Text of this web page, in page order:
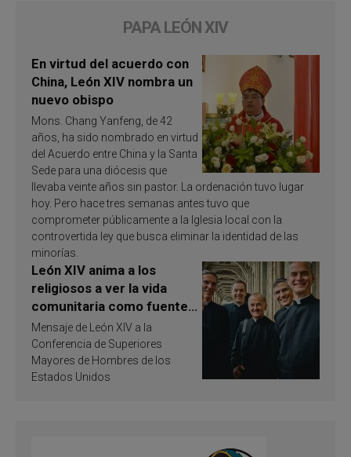
PAPA LEÓN XIV
En virtud del acuerdo con
China, León XIV nombra un
nuevo obispo
Mons. Chang Yanfeng, de 42
años, ha sido nombrado en virtud
del Acuerdo entre China y la Santa
Sede para una diócesis que
llevaba veinte años sin pastor. La ordenación tuvo lugar
hoy. Pero hace tres semanas antes tuvo que
comprometer públicamente a la Iglesia local con la
controvertida ley que busca eliminar la identidad de las
minorías.
León XIV anima a los
religiosos a ver la vida
comunitaria como fuente
de inspiración y
santificación
Mensaje de León XIV a la
Conferencia de Superiores
Mayores de Hombres de los
Estados Unidos